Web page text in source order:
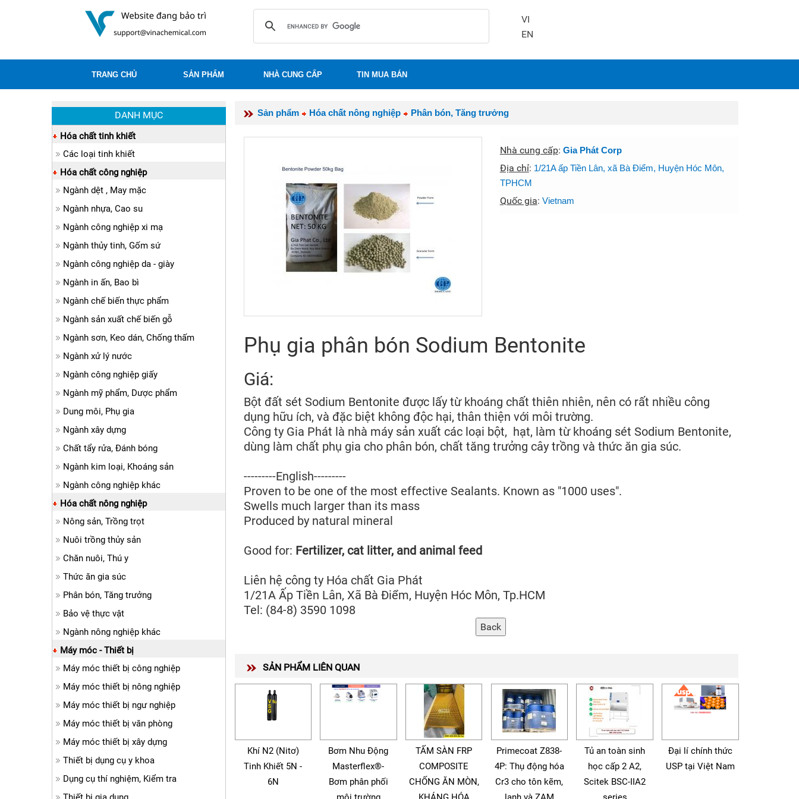
VI
EN
TRANG CHỦ SẢN PHẨM NHÀ CUNG CẤP TIN MUA BÁN
Sản phẩm Hóa chất nông nghiệp Phân bón, Tăng trưởng
Nhà cung cấp: Gia Phát Corp
Địa chỉ: 1/21A ấp Tiền Lân, xã Bà Điểm, Huyện Hóc Môn,
TPHCM
Quốc gia: Vietnam
Phụ gia phân bón Sodium Bentonite
Giá:
Bột đất sét Sodium Bentonite được lấy từ khoáng chất thiên nhiên, nên có rất nhiều công
dụng hữu ích, và đặc biệt không độc hại, thân thiện với môi trường.
Công ty Gia Phát là nhà máy sản xuất các loại bột, hạt, làm từ khoáng sét Sodium Bentonite,
dùng làm chất phụ gia cho phân bón, chất tăng trưởng cây trồng và thức ăn gia súc.
---------English---------
Proven to be one of the most effective Sealants. Known as "1000 uses".
Swells much larger than its mass
Produced by natural mineral
Good for: Fertilizer, cat litter, and animal feed
Liên hệ công ty Hóa chất Gia Phát
1/21A Ấp Tiền Lân, Xã Bà Điểm, Huyện Hóc Môn, Tp.HCM
Tel: (84-8) 3590 1098
SẢN PHẨM LIÊN QUAN
Khí N2 (Nitơ)
Tinh Khiết 5N -
6N
Bơm Nhu Động
Masterflex®-
Bơm phân phối
TẤM SÀN FRP
COMPOSITE
CHỐNG ĂN MÒN,
Primecoat Z838-
4P: Thụ động hóa
Cr3 cho tôn kẽm,
Tủ an toàn sinh
học cấp 2 A2,
Scitek BSC-IIA2
Đại lí chính thức
USP tại Việt Nam
DANH MỤC
Hóa chất tinh khiết
Các loại tinh khiết
Hóa chất công nghiệp
Ngành dệt , May mặc
Ngành nhựa, Cao su
Ngành công nghiệp xi mạ
Ngành thủy tinh, Gốm sứ
Ngành công nghiệp da - giày
Ngành in ấn, Bao bì
Ngành chế biến thực phẩm
Ngành sản xuất chế biến gỗ
Ngành sơn, Keo dán, Chống thấm
Ngành xử lý nước
Ngành công nghiệp giấy
Ngành mỹ phẩm, Dược phẩm
Dung môi, Phụ gia
Ngành xây dựng
Chất tẩy rửa, Đánh bóng
Ngành kim loại, Khoáng sản
Ngành công nghiệp khác
Hóa chất nông nghiệp
Nông sản, Trồng trọt
Nuôi trồng thủy sản
Chăn nuôi, Thú y
Thức ăn gia súc
Phân bón, Tăng trưởng
Bảo vệ thực vật
Ngành nông nghiệp khác
Máy móc - Thiết bị
Máy móc thiết bị công nghiệp
Máy móc thiết bị nông nghiệp
Máy móc thiết bị ngư nghiệp
Máy móc thiết bị văn phòng
Máy móc thiết bị xây dựng
Thiết bị dụng cụ y khoa
Dụng cụ thí nghiệm, Kiểm tra